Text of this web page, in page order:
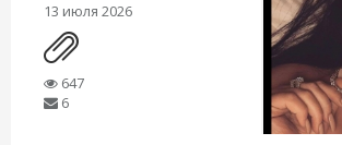
13 июля 2026
647
6